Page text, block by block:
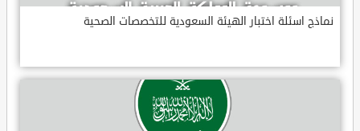
نماذج اسئلة اختبار الهيئة السعودية للتخصصات الصحية